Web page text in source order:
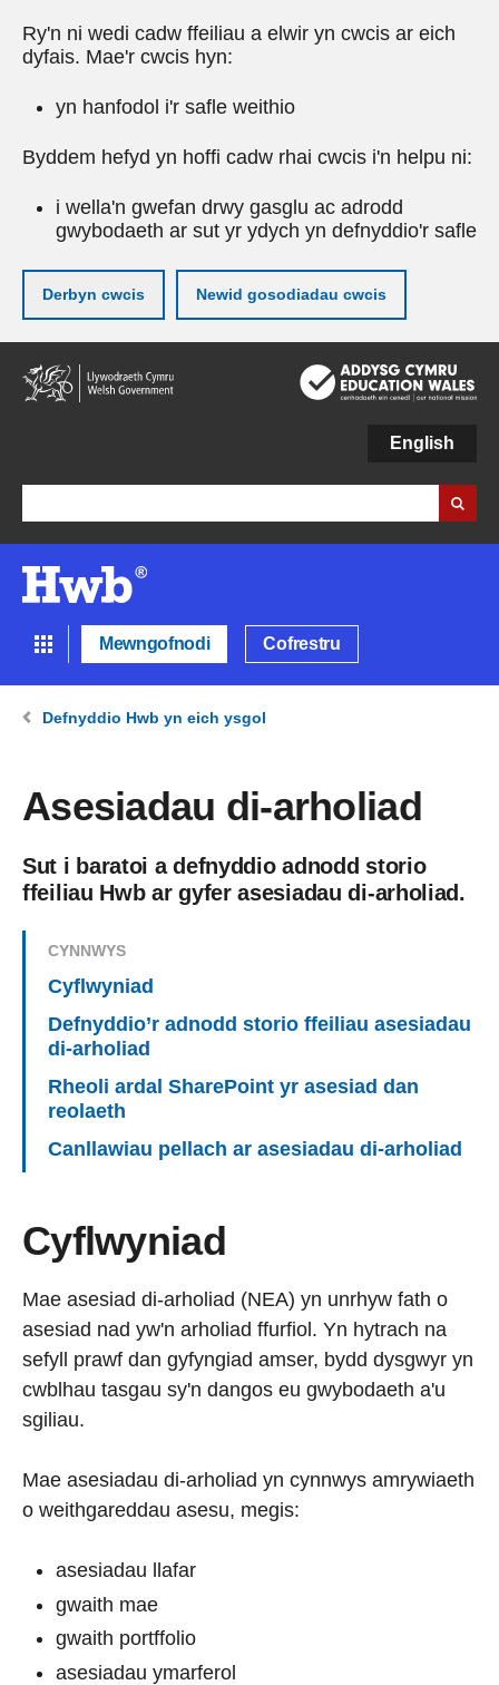
Ry'n ni wedi cadw ffeiliau a elwir yn cwcis ar eich
dyfais. Mae'r cwcis hyn:
yn hanfodol i'r safle weithio
Byddem hefyd yn hoffi cadw rhai cwcis i'n helpu ni:
i wella'n gwefan drwy gasglu ac adrodd
gwybodaeth ar sut yr ydych yn defnyddio'r safle
Derbyn cwcis Newid gosodiadau cwcis
Neidio
i'r
prif
English
Mewngofnodi Cofrestru
Defnyddio Hwb yn eich ysgol
Asesiadau di-arholiad
Sut i baratoi a defnyddio adnodd storio
ffeiliau Hwb ar gyfer asesiadau di-arholiad.
CYNNWYS
Cyflwyniad
Defnyddio’r adnodd storio ffeiliau asesiadau
di-arholiad
Rheoli ardal SharePoint yr asesiad dan
reolaeth
Canllawiau pellach ar asesiadau di-arholiad
Cyflwyniad
Mae asesiad di-arholiad (NEA) yn unrhyw fath o
asesiad nad yw'n arholiad ffurfiol. Yn hytrach na
sefyll prawf dan gyfyngiad amser, bydd dysgwyr yn
cwblhau tasgau sy'n dangos eu gwybodaeth a'u
sgiliau.
Mae asesiadau di-arholiad yn cynnwys amrywiaeth
o weithgareddau asesu, megis:
asesiadau llafar
gwaith mae
gwaith portffolio
asesiadau ymarferol